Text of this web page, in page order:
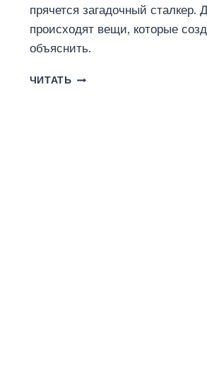
прячется загадочный сталкер.
происходят вещи, которые
объяснить.
ЧИТАТЬ ШУТ